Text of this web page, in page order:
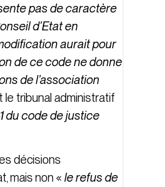
pas de caractère
d’Etat en
aurait pour
de ce code ne donne
de l’association
le tribunal administratif
du code de justice
décisions
mais non « le refus de